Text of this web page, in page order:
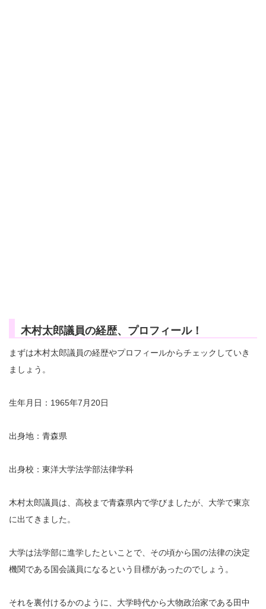
木村太郎議員の経歴、プロフィール！
まずは木村太郎議員の経歴やプロフィールからチェックしていき
ましょう。
生年月日：1965年7月20日
出身地：青森県
出身校：東洋大学法学部法律学科
木村太郎議員は、高校まで青森県内で学びましたが、大学で東京
に出てきました。
大学は法学部に進学したといことで、その頃から国の法律の決定
機関である国会議員になるという目標があったのでしょう。
それを裏付けるかのように、大学時代から大物政治家である田中